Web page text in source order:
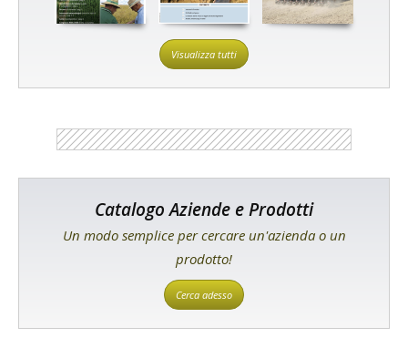
Visualizza tutti
Catalogo Aziende e Prodotti
Un modo semplice per cercare un'azienda o un
prodotto!
Cerca adesso